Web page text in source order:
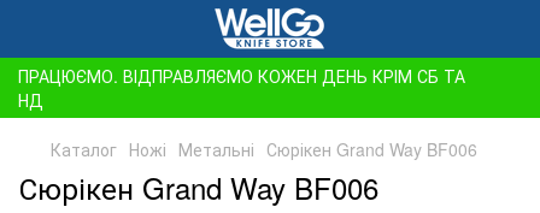
ПРАЦЮЄМО. ВІДПРАВЛЯЄМО КОЖЕН ДЕНЬ КРІМ СБ ТА
НД
Каталог Ножі Метальні Сюрікен Grand Way BF006
Сюрікен Grand Way BF006